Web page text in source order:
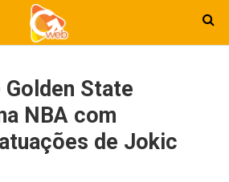
Golden State
NBA com
de Jokic